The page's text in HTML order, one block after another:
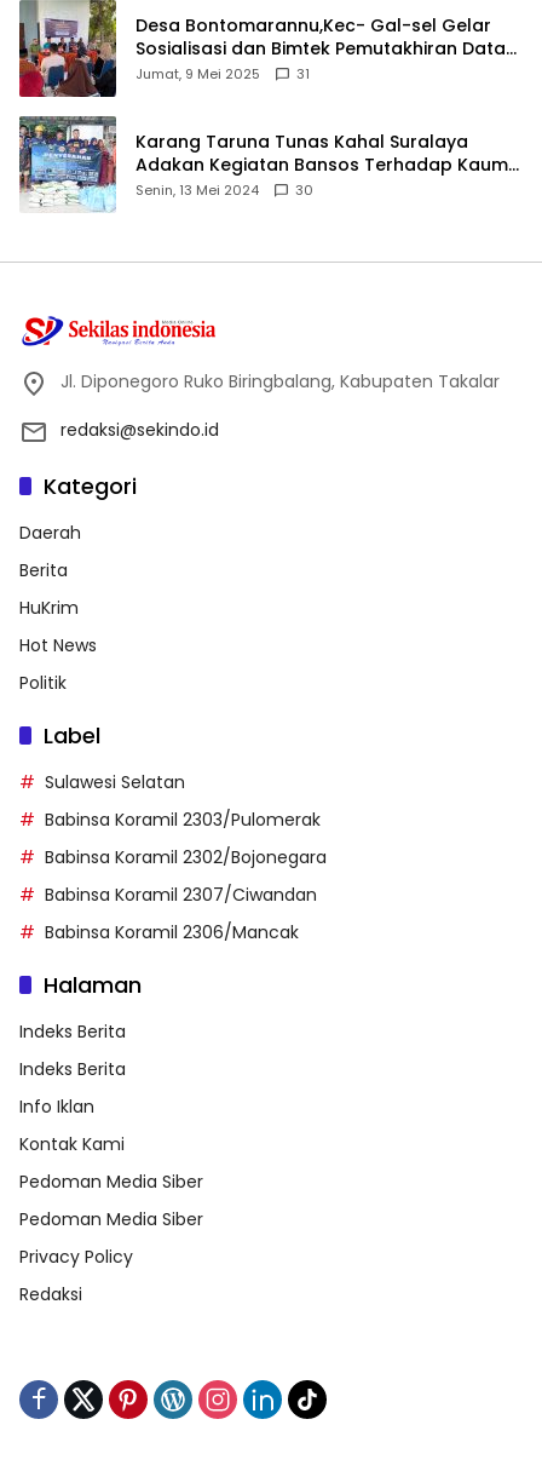
Desa Bontomarannu,Kec- Gal-sel Gelar
Sosialisasi dan Bimtek Pemutakhiran Data
ID
Jumat, 9 Mei 2025 31
Karang Taruna Tunas Kahal Suralaya
Adakan Kegiatan Bansos Terhadap Kaum
Dhuafa dan Anak Yatim-Piatu
Senin, 13 Mei 2024 30
Jl. Diponegoro Ruko Biringbalang, Kabupaten Takalar
redaksi@sekindo.id
Kategori
Daerah
Berita
HuKrim
Hot News
Politik
Label
Sulawesi Selatan
Babinsa Koramil 2303/Pulomerak
Babinsa Koramil 2302/Bojonegara
Babinsa Koramil 2307/Ciwandan
Babinsa Koramil 2306/Mancak
Halaman
Indeks Berita
Indeks Berita
Info Iklan
Kontak Kami
Pedoman Media Siber
Pedoman Media Siber
Privacy Policy
Redaksi